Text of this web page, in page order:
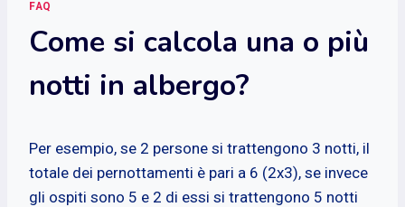
FAQ
Come si calcola una o più
notti in albergo?
Per esempio, se 2 persone si trattengono 3 notti, il
totale dei pernottamenti è pari a 6 (2x3), se invece
gli ospiti sono 5 e 2 di essi si trattengono 5 notti